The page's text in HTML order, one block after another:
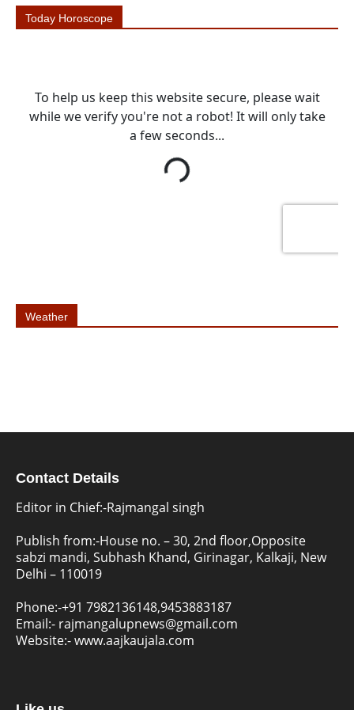
Today Horoscope
Weather
Contact Details
Editor in Chief:-Rajmangal singh
Publish from:-House no. – 30, 2nd floor,Opposite
sabzi mandi, Subhash Khand, Girinagar, Kalkaji, New
Delhi – 110019
Phone:-+91 7982136148,9453883187
Email:- rajmangalupnews@gmail.com
Website:-www.aajkaujala.com